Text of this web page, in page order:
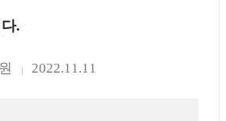
.
2022.11.11